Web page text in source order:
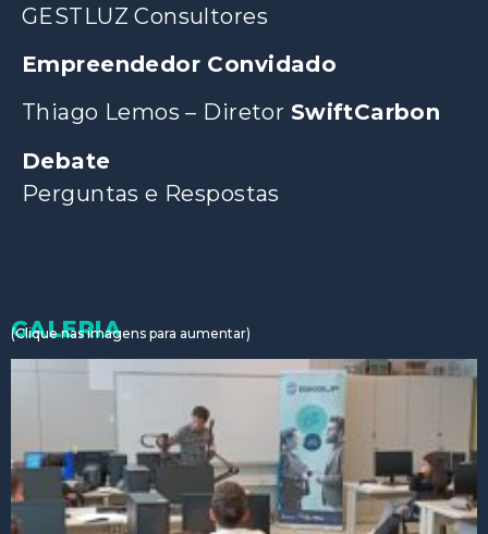
GESTLUZ Consultores
Empreendedor Convidado
Thiago Lemos – Diretor SwiftCarbon
Debate
Perguntas e Respostas
GALERIA
(Clique nas imagens para aumentar)